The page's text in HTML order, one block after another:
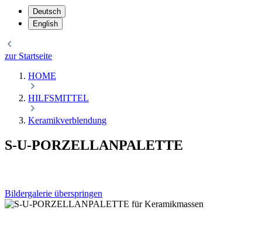
Deutsch
English
zur Startseite
HOME
HILFSMITTEL
Keramikverblendung
S-U-PORZELLANPALETTE
Bildergalerie überspringen